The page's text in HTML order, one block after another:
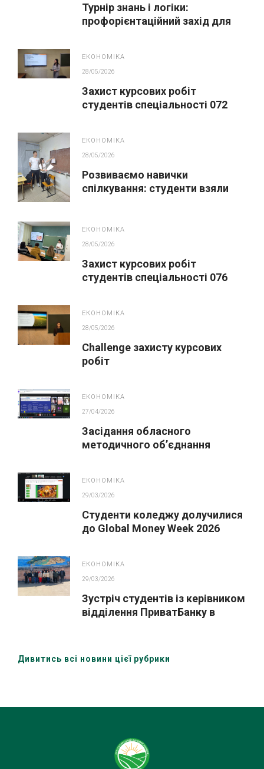
Турнір знань і логіки:
профорієнтаційний захід для
ЕКОНОМІКА
28/05/2026
Захист курсових робіт
студентів спеціальності 072
ЕКОНОМІКА
28/05/2026
Розвиваємо навички
спілкування: студенти взяли
ЕКОНОМІКА
28/05/2026
Захист курсових робіт
студентів спеціальності 076
ЕКОНОМІКА
28/05/2026
Challenge захисту курсових
робіт
ЕКОНОМІКА
27/04/2026
Засідання обласного
методичного обʼєднання
ЕКОНОМІКА
29/03/2026
Студенти коледжу долучилися
до Global Money Week 2026
ЕКОНОМІКА
29/03/2026
Зустріч студентів із керівником
відділення ПриватБанку в
Дивитись всі новини цієї рубрики